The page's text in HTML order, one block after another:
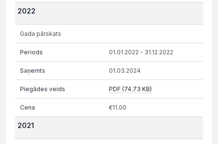
2022
Gada pārskats
01.01.2022 - 31.12.2022
01.03.2024
PDF (74.73 KB)
€11.00
2021